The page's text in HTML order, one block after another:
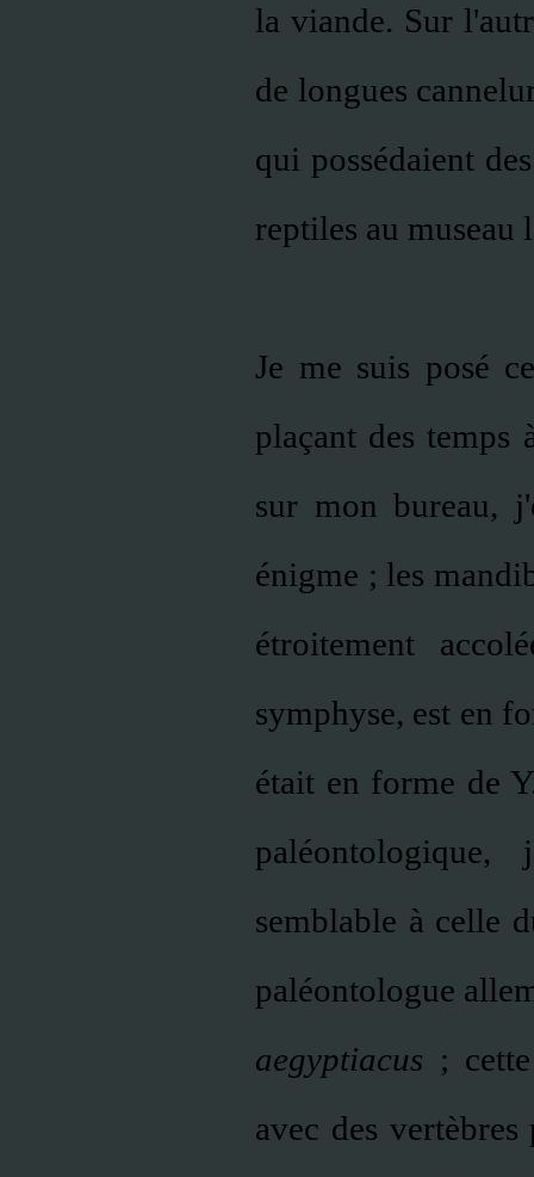
la viande. Sur
de longues
qui possédaient
reptiles au museau
Je me suis posé
plaçant des temps
sur mon bureau,
énigme ; les
étroitement
symphyse, est en
était en forme de
semblable à celle
paléontologue
aegyptiacus ;
avec des